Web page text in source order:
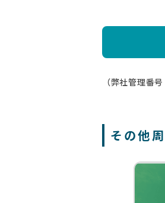
（弊社管理番
その他